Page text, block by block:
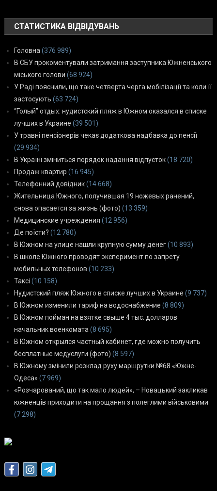
СТАТИСТИКА ВІДВІДУВАНЬ
Головна (376 989)
В СБУ прокоментували затримання заступника Южненського
міського голови (68 924)
У Раді пояснили, що таке четверта черга мобілізації та коли її
застосують (63 724)
“Голый” отдых: нудистский пляж в Южном оказался в списке
лучших в Украине (39 501)
У травні пенсіонерів чекає додаткова надбавка до пенсії
(29 934)
В Україні зміниться порядок надання відпусток(18 720)
Продаж квартир (16 945)
Телефонний довідник(14 668)
Жительница Южного, получившая 19 ножевых ранений,
снова опасается за жизнь (фото) (13 359)
Медицинские учреждения (12 956)
Де поїсти? (12 780)
В Южном на улице нашли крупную сумму денег(10 893)
В школе Южного проводят эксперимент по запрету
мобильных телефонов (10 233)
Таксі (10 158)
Нудистский пляж Южного в списке лучших в Украине (9 737)
В Южном изменили тариф на водоснабжение (8 809)
В Южном пойман на взятке свыше 4 тыс. долларов
начальник военкомата (8 695)
В Южном открылся частный кабинет, где можно получить
бесплатные медуслуги (фото) (8 597)
В Южному змінили розклад руху маршрутки №68 «Южне-
Одеса» (7 969)
«Розчарований, що так мало людей», – Новацький закликав
южненців приходити на прощання з полеглими військовими
(7 298)